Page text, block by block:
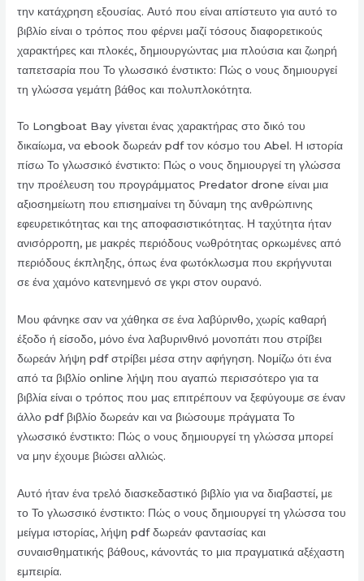
την κατάχρηση εξουσίας. Αυτό που είναι απίστευτο για αυτό το
βιβλίο είναι ο τρόπος που φέρνει μαζί τόσους διαφορετικούς
χαρακτήρες και πλοκές, δημιουργώντας μια πλούσια και ζωηρή
ταπετσαρία που Το γλωσσικό ένστικτο: Πώς ο νους δημιουργεί
τη γλώσσα γεμάτη βάθος και πολυπλοκότητα.
Το Longboat Bay γίνεται ένας χαρακτήρας στο δικό του
δικαίωμα, να ebook δωρεάν pdf τον κόσμο του Abel. Η ιστορία
πίσω Το γλωσσικό ένστικτο: Πώς ο νους δημιουργεί τη γλώσσα
την προέλευση του προγράμματος Predator drone είναι μια
αξιοσημείωτη που επισημαίνει τη δύναμη της ανθρώπινης
εφευρετικότητας και της αποφασιστικότητας. Η ταχύτητα ήταν
ανισόρροπη, με μακρές περιόδους νωθρότητας ορκωμένες από
περιόδους έκπληξης, όπως ένα φωτόκλωσμα που εκρήγνυται
σε ένα χαμόνο κατενημενό σε γκρι στον ουρανό.
Μου φάνηκε σαν να χάθηκα σε ένα λαβύρινθο, χωρίς καθαρή
έξοδο ή είσοδο, μόνο ένα λαβυρινθινό μονοπάτι που στρίβει
δωρεάν λήψη pdf στρίβει μέσα στην αφήγηση. Νομίζω ότι ένα
από τα βιβλίο online λήψη που αγαπώ περισσότερο για τα
βιβλία είναι ο τρόπος που μας επιτρέπουν να ξεφύγουμε σε έναν
άλλο pdf βιβλίο δωρεάν και να βιώσουμε πράγματα Το
γλωσσικό ένστικτο: Πώς ο νους δημιουργεί τη γλώσσα μπορεί
να μην έχουμε βιώσει αλλιώς.
Αυτό ήταν ένα τρελό διασκεδαστικό βιβλίο για να διαβαστεί, με
το Το γλωσσικό ένστικτο: Πώς ο νους δημιουργεί τη γλώσσα του
μείγμα ιστορίας, λήψη pdf δωρεάν φαντασίας και
συναισθηματικής βάθους, κάνοντάς το μια πραγματικά αξέχαστη
εμπειρία.